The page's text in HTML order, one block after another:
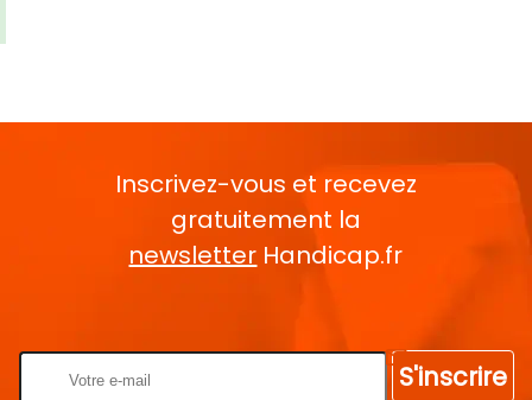
Inscrivez-vous et recevez
gratuitement la
newsletter Handicap.fr
S'inscrire